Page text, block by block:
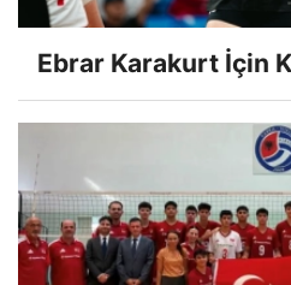
Ebrar Karakurt İçin